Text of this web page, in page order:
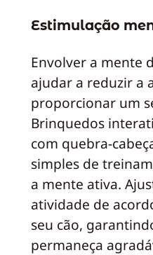
Estimulação
Envolver a mente
ajudar a reduzir a
proporcionar um
Brinquedos
com quebra-
simples de
a mente ativa.
atividade de
seu cão,
permaneça